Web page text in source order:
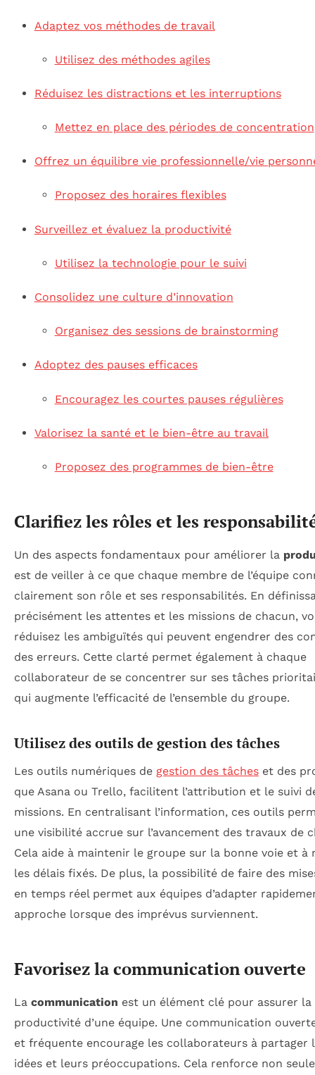
Adaptez vos méthodes de travail
Utilisez des méthodes agiles
Réduisez les distractions et les interruptions
Mettez en place des périodes de concentration
Offrez un équilibre vie professionnelle/vie
Proposez des horaires flexibles
Surveillez et évaluez la productivité
Utilisez la technologie pour le suivi
Consolidez une culture d’innovation
Organisez des sessions de brainstorming
Adoptez des pauses efficaces
Encouragez les courtes pauses régulières
Valorisez la santé et le bien-être au travail
Proposez des programmes de bien-être
Clarifiez les rôles et les
Un des aspects fondamentaux pour améliorer la
est de veiller à ce que chaque membre de l’équipe
clairement son rôle et ses responsabilités. En
précisément les attentes et les missions de chacun,
réduisez les ambiguïtés qui peuvent engendrer des
des erreurs. Cette clarté permet également à chaque
collaborateur de se concentrer sur ses tâches
qui augmente l’efficacité de l’ensemble du groupe.
Utilisez des outils de gestion des tâches
Les outils numériques de gestion des tâches et des
que Asana ou Trello, facilitent l’attribution et le suivi
missions. En centralisant l’information, ces outils
une visibilité accrue sur l’avancement des travaux de
Cela aide à maintenir le groupe sur la bonne voie et à
les délais fixés. De plus, la possibilité de faire des
en temps réel permet aux équipes d’adapter
approche lorsque des imprévus surviennent.
Favorisez la communication ouverte
La communication est un élément clé pour assurer la
productivité d’une équipe. Une communication
et fréquente encourage les collaborateurs à partager
idées et leurs préoccupations. Cela renforce non